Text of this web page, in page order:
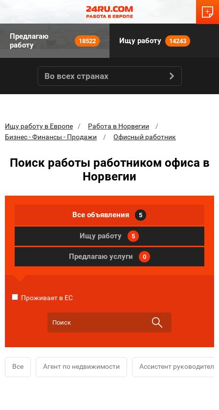
Предлагаю
работу
18522 Ищу работу 14243
Во всех странах
Ищу работу в Европе
Работа в Норвегии
Бизнес - Финансы - Продажи
Офисный работник
Поиск работы работником офиса в
Норвегии
Все объявления 5
Ищу работу 5
Предлагаю услуги 0
Проживает в ЕС
Все Агент по недвижимости Ассистент руководителя